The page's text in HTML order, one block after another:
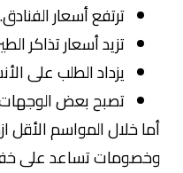
ترتفع أسعار الفنادق.
تزيد أسعار تذاكر
يزداد الطلب على
تصبح بعض الوجهات
أما خلال المواسم الأقل
وخصومات تساعد على